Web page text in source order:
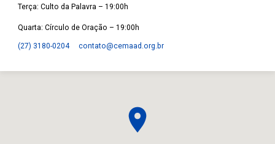
Terça: Culto da Palavra – 19:00h
Quarta: Círculo de Oração – 19:00h
(27) 3180-0204 contato​@cemaad.org.br